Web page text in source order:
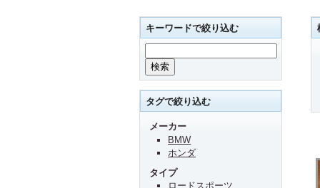
キーワードで絞り込む
タグで絞り込む
メーカー
BMW
ホンダ
タイプ
ロードスポーツ